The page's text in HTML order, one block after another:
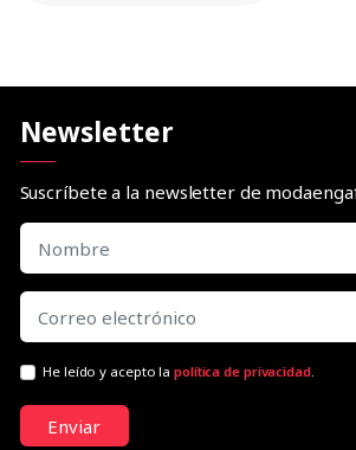
Newsletter
Suscríbete a la newsletter de
He leído y acepto lapolítica de privacidad.
Enviar